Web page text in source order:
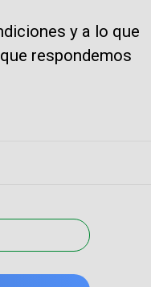
y a lo que
respondemos